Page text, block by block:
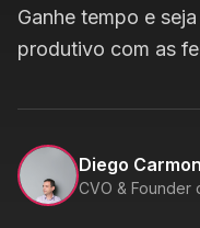
Ganhe tempo e
produtivo com as
Diego
CVO & Founder